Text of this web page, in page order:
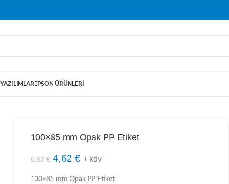
YAZILIMLAR EPSON ÜRÜNLERI
100×85 mm Opak PP Etiket
6,93€ 4,62€ + kdv
100×85 mm Opak PP Etiket